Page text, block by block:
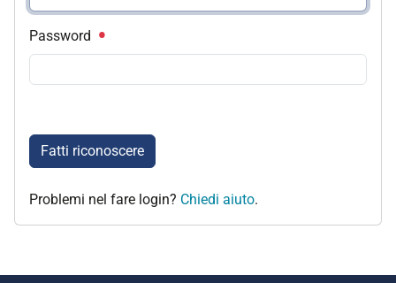
Password
Fatti riconoscere
Problemi nel fare login? Chiedi aiuto.